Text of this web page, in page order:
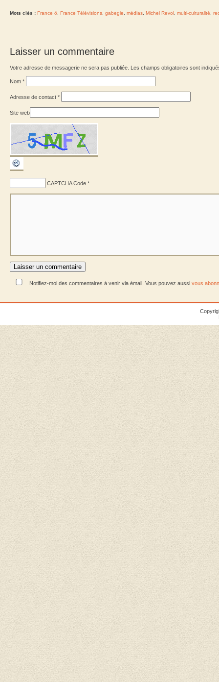
Mots clés : France ô France Télévisions gabegie médias Michel Revol multi-culturalité
Laisser un commentaire
Votre adresse de messagerie ne sera pas publiée. Les champs obligatoires sont
Nom *
Adresse de contact *
Site web
CAPTCHA Code *
Notifiez-moi des commentaires à venir via émail. Vous pouvez aussi vous